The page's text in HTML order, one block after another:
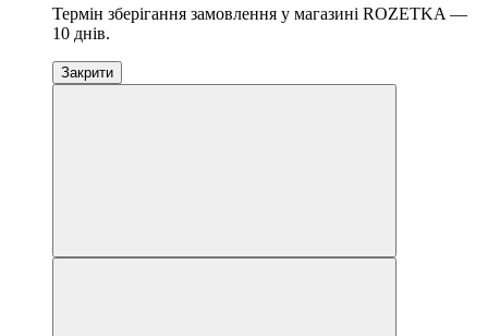
Термін зберігання замовлення у магазині ROZETKA —
10 днів.
Закрити